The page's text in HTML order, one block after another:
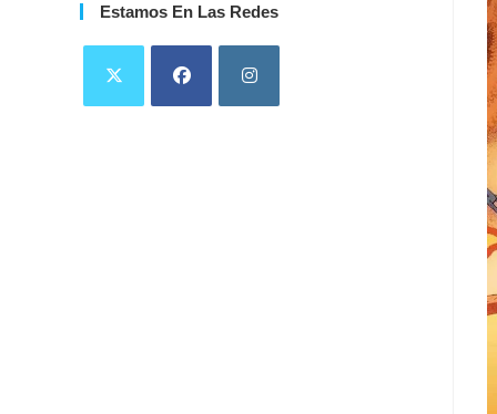
Estamos En Las Redes